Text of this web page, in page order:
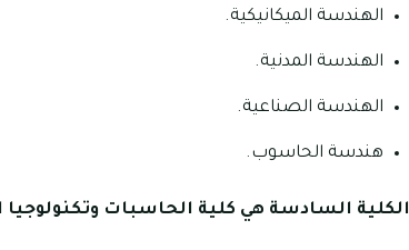
الهندسة الميكانيكية.
الهندسة المدنية.
الهندسة الصناعية.
هندسة الحاسوب.
الكلية السادسة هي كلية الحاسبات وتكنولوجيا